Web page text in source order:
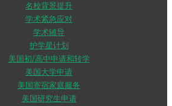
名校背景提升
学术紧急应对
学术辅导
护学星计划
美国初/高中申请和转学
美国大学申请
美国寄宿家庭服务
美国研究生申请